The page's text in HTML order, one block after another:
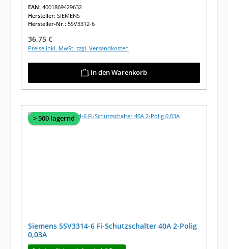
EAN: 4001869429632
Hersteller: SIEMENS
Hersteller-Nr.: 5SV3312-6
Regulärer Preis:
36,75 €
Preise inkl. MwSt. zzgl. Versandkosten
In den Warenkorb
> 500 lagernd
Siemens 5SV3314-6 Fi-Schutzschalter 40A 2-Polig
0,03A